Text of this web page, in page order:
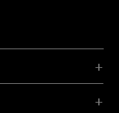
TikTok